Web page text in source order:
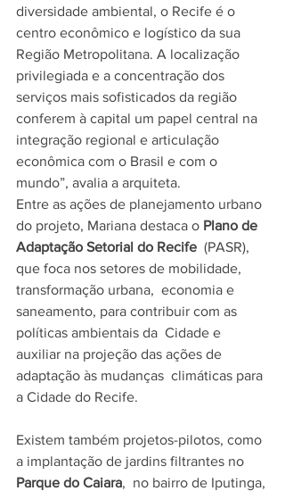
diversidade ambiental, o Recife é o
centro econômico e logístico da sua
Região Metropolitana. A localização
privilegiada e a concentração dos
serviços mais sofisticados da região
conferem à capital um papel central na
integração regional e articulação
econômica com o Brasil e com o
mundo”, avalia a arquiteta.
Entre as ações de planejamento urbano
do projeto, Mariana destaca o Plano de
Adaptação Setorial do Recife
  (PASR),
que foca nos setores de mobilidade,
transformação urbana,  economia e
saneamento, para contribuir com as
políticas ambientais da  Cidade e
auxiliar na projeção das ações de
adaptação às mudanças  climáticas para
a Cidade do Recife.
Existem também projetos-pilotos, como
a implantação de jardins filtrantes no
Parque do Caiara,  no bairro de Iputinga,